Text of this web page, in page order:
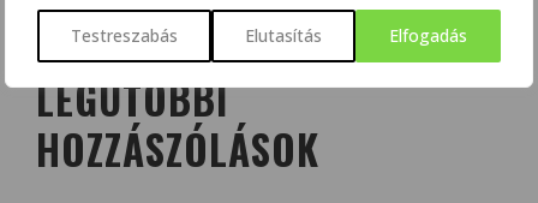
Testreszabás Elutasítás Elfogadás
LEGUTÓBBI
HOZZÁSZÓLÁSOK